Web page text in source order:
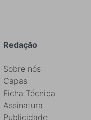
Redação
Sobre nós
Capas
Ficha Técnica
Assinatura
Publicidade